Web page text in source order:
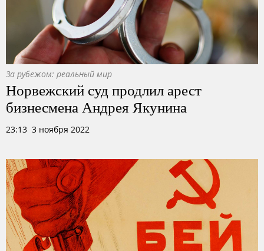
За рубежом: реальный мир
Норвежский суд продлил арест
бизнесмена Андрея Якунина
23:13 3 ноября 2022